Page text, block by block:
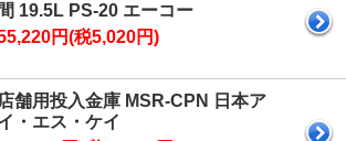
間 19.5L PS-20 エーコー
円(税5,020円)
店舗用投入金庫 MSR-CPN 日本ア
・エス・ケイ